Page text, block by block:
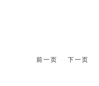
前一页 下一页